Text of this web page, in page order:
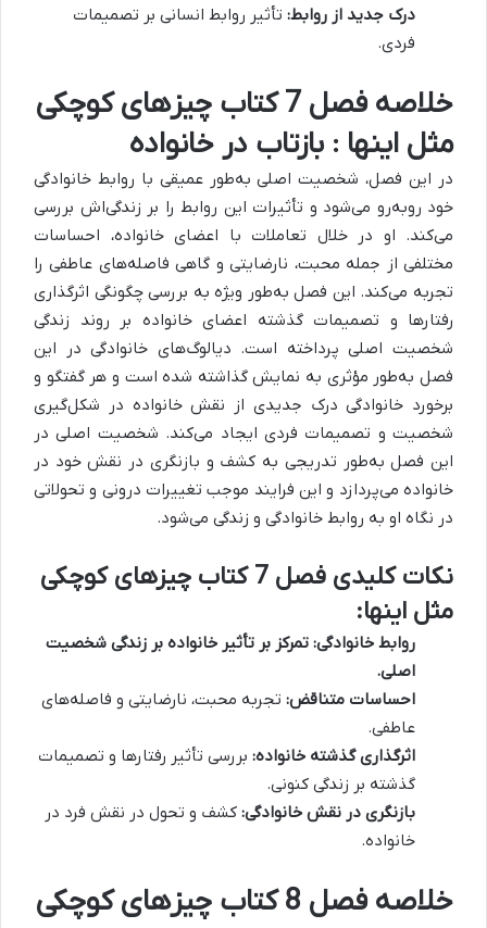
درک جدید از روابط: تأثیر روابط انسانی بر تصمیمات
فردی.
خلاصه فصل 7 کتاب چیزهای کوچکی
مثل اینها : بازتاب در خانواده
در این فصل، شخصیت اصلی به‌طور عمیقی با روابط خانوادگی
خود روبه‌رو می‌شود و تأثیرات این روابط را بر زندگی‌اش بررسی
می‌کند. او در خلال تعاملات با اعضای خانواده، احساسات
مختلفی از جمله محبت، نارضایتی و گاهی فاصله‌های عاطفی را
تجربه می‌کند. این فصل به‌طور ویژه به بررسی چگونگی اثرگذاری
رفتارها و تصمیمات گذشته اعضای خانواده بر روند زندگی
شخصیت اصلی پرداخته است. دیالوگ‌های خانوادگی در این
فصل به‌طور مؤثری به نمایش گذاشته شده است و هر گفتگو و
برخورد خانوادگی درک جدیدی از نقش خانواده در شکل‌گیری
شخصیت و تصمیمات فردی ایجاد می‌کند. شخصیت اصلی در
این فصل به‌طور تدریجی به کشف و بازنگری در نقش خود در
خانواده می‌پردازد و این فرایند موجب تغییرات درونی و تحولاتی
در نگاه او به روابط خانوادگی و زندگی می‌شود.
نکات کلیدی فصل 7 کتاب چیزهای کوچکی
مثل اینها:
روابط خانوادگی: تمرکز بر تأثیر خانواده بر زندگی شخصیت
اصلی.
احساسات متناقض: تجربه محبت، نارضایتی و فاصله‌های
عاطفی.
اثرگذاری گذشته خانواده: بررسی تأثیر رفتارها و تصمیمات
گذشته بر زندگی کنونی.
بازنگری در نقش خانوادگی: کشف و تحول در نقش فرد در
خانواده.
خلاصه فصل 8 کتاب چیزهای کوچکی